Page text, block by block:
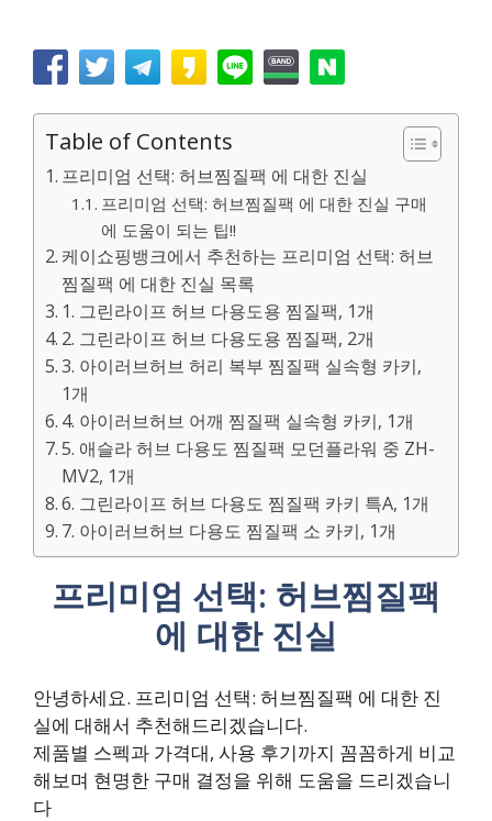
Table of Contents
프리미엄 선택: 허브찜질팩 에 대한 진실
프리미엄 선택: 허브찜질팩 에 대한 진실 구매
에 도움이 되는 팁!!
케이쇼핑뱅크에서 추천하는 프리미엄 선택: 허브
찜질팩 에 대한 진실 목록
1. 그린라이프 허브 다용도용 찜질팩, 1개
2. 그린라이프 허브 다용도용 찜질팩, 2개
3. 아이러브허브 허리 복부 찜질팩 실속형 카키,
1개
4. 아이러브허브 어깨 찜질팩 실속형 카키, 1개
5. 애슬라 허브 다용도 찜질팩 모던플라워 중 ZH-
MV2, 1개
6. 그린라이프 허브 다용도 찜질팩 카키 특A, 1개
7. 아이러브허브 다용도 찜질팩 소 카키, 1개
프리미엄 선택: 허브찜질팩
에 대한 진실
안녕하세요. 프리미엄 선택: 허브찜질팩 에 대한 진
실에 대해서 추천해드리겠습니다.
제품별 스펙과 가격대, 사용 후기까지 꼼꼼하게 비교
해보며 현명한 구매 결정을 위해 도움을 드리겠습니
다